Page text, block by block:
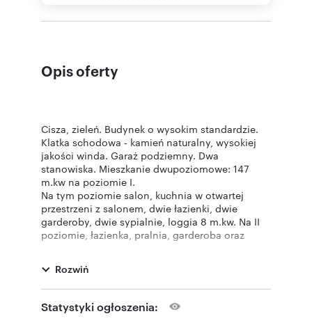
Opis oferty
Cisza, zieleń. Budynek o wysokim standardzie.
Klatka schodowa - kamień naturalny, wysokiej
jakości winda. Garaż podziemny. Dwa
stanowiska. Mieszkanie dwupoziomowe: 147
m.kw na poziomie I.
Na tym poziomie salon, kuchnia w otwartej
przestrzeni z salonem, dwie łazienki, dwie
garderoby, dwie sypialnie, loggia 8 m.kw. Na II
poziomie, łazienka, pralnia, garderoba oraz
normalnej wysokości 2,8 m.kw ze skosami
poniżej 2,2 m, ok. 65 m. kw. Salon na części ok
4,8 m wysokości. Można zakupić jako
apartament inwestycyjny - wynajęty do
Rozwiń
Statystyki ogłoszenia: